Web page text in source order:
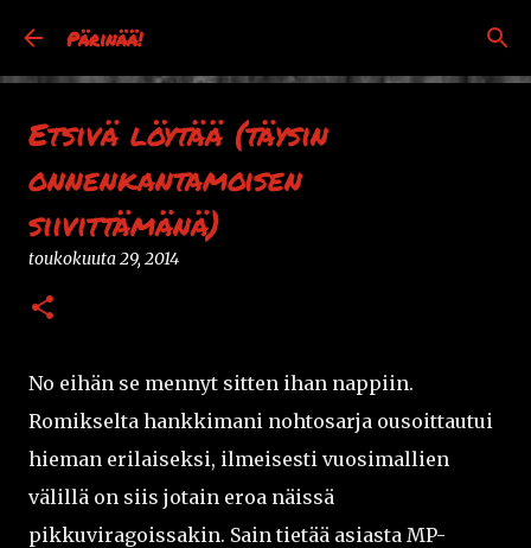
Pärinää!
Etsivä löytää (täysin
onnenkantamoisen
siivittämänä)
toukokuuta 29, 2014
No eihän se mennyt sitten ihan nappiin.
Romikselta hankkimani nohtosarja ousoittautui
hieman erilaiseksi, ilmeisesti vuosimallien
välillä on siis jotain eroa näissä
pikkuviragoissakin. Sain tietää asiasta MP-